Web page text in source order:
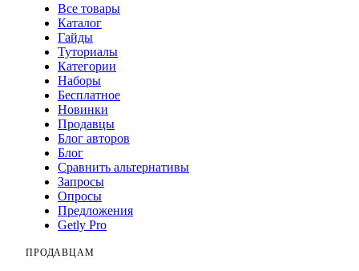
Все товары
Каталог
Гайды
Туториалы
Категории
Наборы
Бесплатное
Новинки
Продавцы
Блог авторов
Блог
Сравнить альтернативы
Запросы
Опросы
Предложения
Getly Pro
ПРОДАВЦАМ